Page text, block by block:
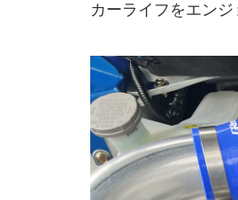
カーライフをエンジ